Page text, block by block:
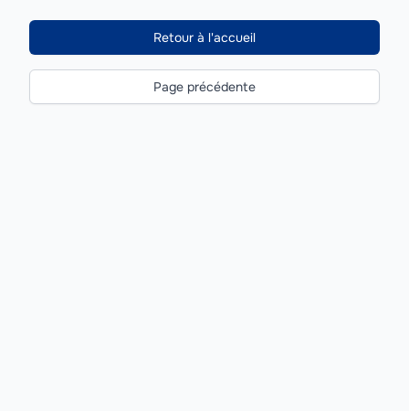
Retour à l'accueil
Page précédente